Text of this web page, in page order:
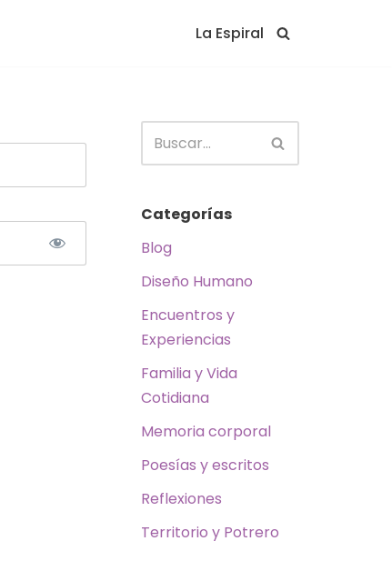
La Espiral
Categorías
Blog
Diseño Humano
Encuentros y
Experiencias
Familia y Vida
Cotidiana
Memoria corporal
Poesías y escritos
Reflexiones
Territorio y Potrero